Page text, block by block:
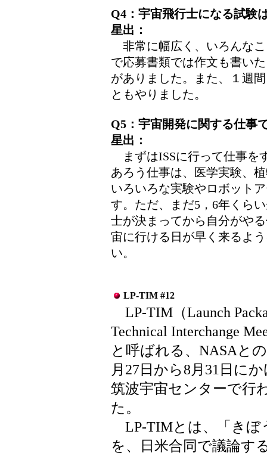
Q4：宇宙飛行士になる試験
星出：
非常に幅広く、いろんな
で応募書類では作文も書い
がありました。また、１週
ともやりました。
Q5：宇宙開発に関する仕事
星出：
まずはISSに行って仕事を
あろう仕事は、医学実験、
いろいろな実験やロボット
す。ただ、まだ5，6年くら
士が決まってから自分がや
宙に行ける日が早く来るよ
い。
LP-TIM #12
LP-TIM（Launch
Technical Interchange
と呼ばれる、NASAと
月27日から8月31日に
筑波宇宙センターで行
た。
LP-TIMとは、「きぼ
を、日米合同で議論す